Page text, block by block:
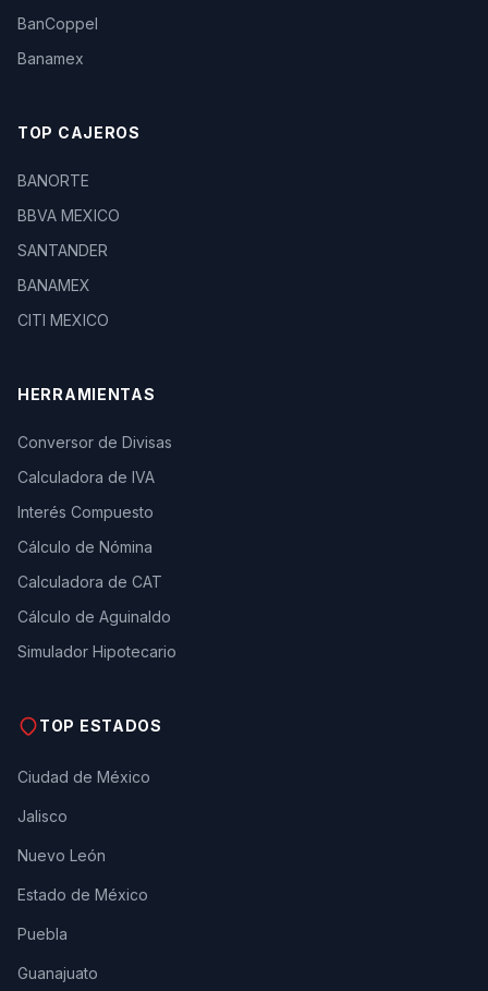
BanCoppel
Banamex
TOP CAJEROS
BANORTE
BBVA MEXICO
SANTANDER
BANAMEX
CITI MEXICO
HERRAMIENTAS
Conversor de Divisas
Calculadora de IVA
Interés Compuesto
Cálculo de Nómina
Calculadora de CAT
Cálculo de Aguinaldo
Simulador Hipotecario
TOP ESTADOS
Ciudad de México
Jalisco
Nuevo León
Estado de México
Puebla
Guanajuato